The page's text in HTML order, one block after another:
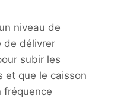
niveau de
de délivrer
subir les
et que le caisson
fréquence